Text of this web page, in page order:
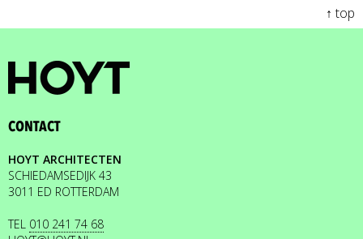
↑ top
CONTACT
HOYT ARCHITECTEN
SCHIEDAMSEDIJK 43
3011 ED ROTTERDAM
TEL 010 241 74 68